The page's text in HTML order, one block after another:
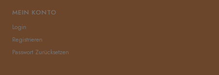
MEIN KONTO
Login
Registrieren
Passwort Zurücksetzen